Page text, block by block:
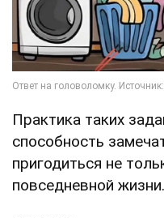
Практика таких
способность
пригодиться не
повседневной жизни.